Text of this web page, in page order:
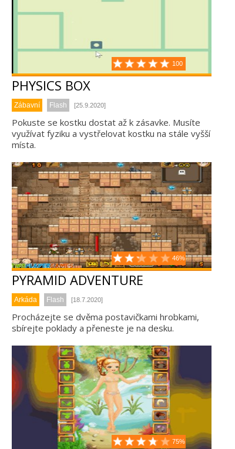
100
PHYSICS BOX
Zábavní Flash [25.9.2020]
Pokuste se kostku dostat až k zásavke. Musíte
využívat fyziku a vystřelovat kostku na stále vyšší
místa.
46%
PYRAMID ADVENTURE
Arkáda Flash [18.7.2020]
Procházejte se dvěma postavičkami hrobkami,
sbírejte poklady a přeneste je na desku.
75%